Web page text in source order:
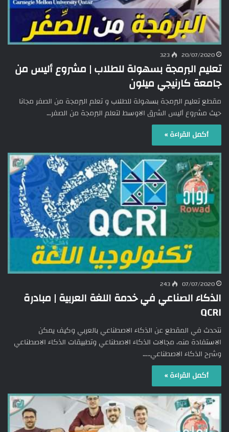
20/07/2020
323
تعليم البرمجة بسهولة للطلاب | مشروع أليس من
جامعة كارنيجي ميلون
مقطع تعليم البرمجة بسهولة للطلاب و تعلم البرمجة من الصفر مجانا
حيث مشروع أليس الشرق الاوسط لتعلم البرمجة من الصفر…
أكمل القراءة »
07/07/2020
243
الذكاء الصناعي في خدمة اللغة العربية | مبادرة
QCRI
نتحدث في المقطع عن الذكاء الاصطناعي بالعربي وكيف يمكن
الاستفادة منه، مجالات الذكاء الاصطناعي وتطبيقات الذكاء الاصطناعي
وشرح الذكاء الاصطناعي..…
أكمل القراءة »